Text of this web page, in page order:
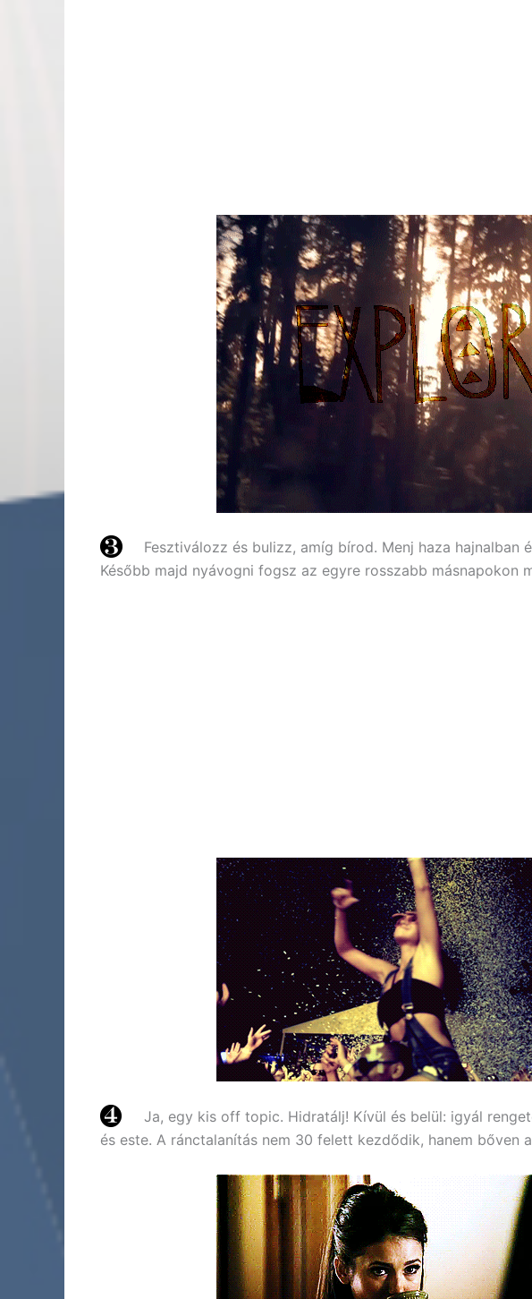
Fesztiválozz és bulizz, amíg bírod. Menj haza hajnalban
Később majd nyávogni fogsz az egyre rosszabb másnapokon
Ja, egy kis off topic. Hidratálj! Kívül és belül: igyál
és este. A ránctalanítás nem 30 felett kezdődik, hanem bőven